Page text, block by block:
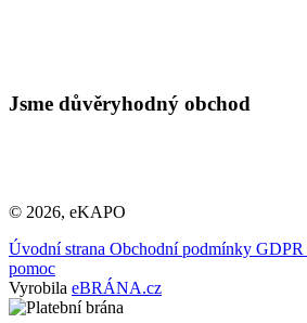
Jsme důvěryhodný obchod
© 2026, eKAPO
Úvodní strana Obchodní podmínky GDPR
pomoc
Vyrobila eBRÁNA.cz